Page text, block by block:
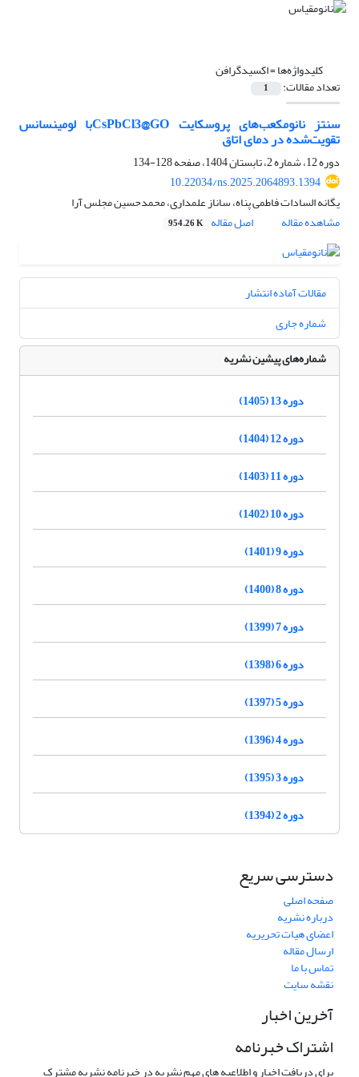
کلیدواژه‌ها =اکسیدگرافن
تعداد مقالات: 1
سنتز نانو‌مکعب‌های پروسکایت CsPbCl3@GOبا لومینسانس
تقویت‌شده در دمای اتاق
دوره 12، شماره 2، تابستان 1404، صفحه
128-134
10.22034/ns.2025.2064893.1394
یگانه السادات فاطمی پناه، ساناز علمداری، محمدحسین مجلس آرا
مشاهده مقاله
اصل مقاله 954.26 K
مقالات آماده انتشار
شماره جاری
شماره‌های پیشین نشریه
دوره 13 (1405)
دوره 12 (1404)
دوره 11 (1403)
دوره 10 (1402)
دوره 9 (1401)
دوره 8 (1400)
دوره 7 (1399)
دوره 6 (1398)
دوره 5 (1397)
دوره 4 (1396)
دوره 3 (1395)
دوره 2 (1394)
دسترسی سریع
صفحه اصلی
درباره نشریه
اعضای هیات تحریریه
ارسال مقاله
تماس با ما
نقشه سایت
آخرین اخبار
اشتراک خبرنامه
برای دریافت اخبار و اطلاعیه های مهم نشریه در خبرنامه نشریه مشترک